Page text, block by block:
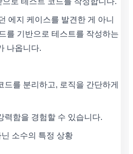
에지 케이스를 발견한 게 아니
를 기반으로 테스트를 작성하는
나옵니다.
드를 분리하고, 로직을 간단하게
력함을 경험할 수 있습니다.
소수의 특정 상황